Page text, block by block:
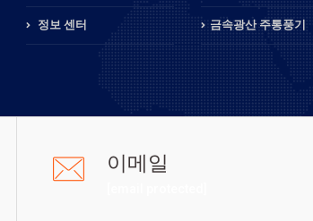
정보 센터 금속광산 주통풍기
이메일